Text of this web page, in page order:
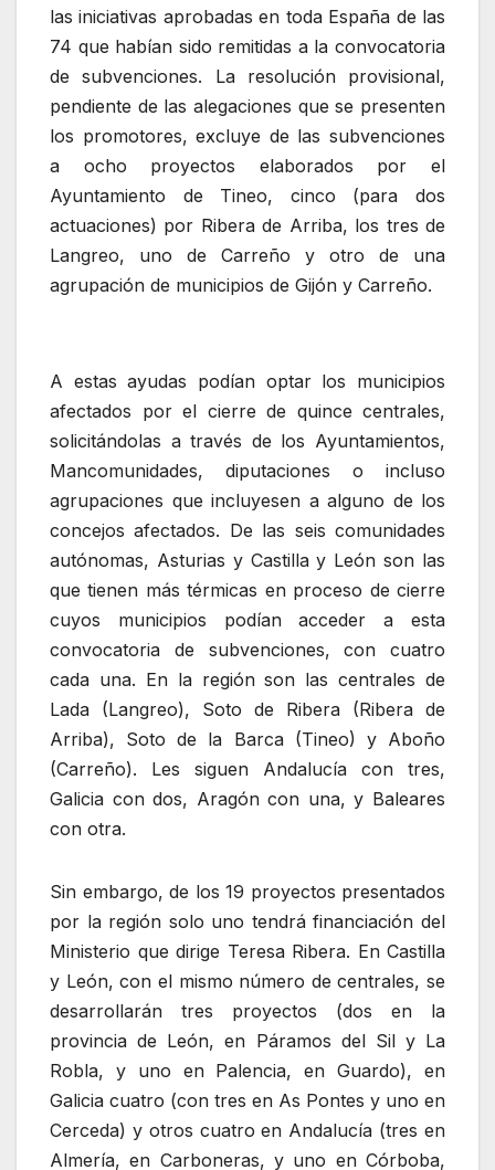
las iniciativas aprobadas en toda España de las
74 que habían sido remitidas a la convocatoria
de subvenciones. La resolución provisional,
pendiente de las alegaciones que se presenten
los promotores, excluye de las subvenciones
a ocho proyectos elaborados por el
Ayuntamiento de Tineo, cinco (para dos
actuaciones) por Ribera de Arriba, los tres de
Langreo, uno de Carreño y otro de una
agrupación de municipios de Gijón y Carreño.
A estas ayudas podían optar los municipios
afectados por el cierre de quince centrales,
solicitándolas a través de los Ayuntamientos,
Mancomunidades, diputaciones o incluso
agrupaciones que incluyesen a alguno de los
concejos afectados. De las seis comunidades
autónomas, Asturias y Castilla y León son las
que tienen más térmicas en proceso de cierre
cuyos municipios podían acceder a esta
convocatoria de subvenciones, con cuatro
cada una. En la región son las centrales de
Lada (Langreo), Soto de Ribera (Ribera de
Arriba), Soto de la Barca (Tineo) y Aboño
(Carreño). Les siguen Andalucía con tres,
Galicia con dos, Aragón con una, y Baleares
con otra.
Sin embargo, de los 19 proyectos presentados
por la región solo uno tendrá financiación del
Ministerio que dirige Teresa Ribera. En Castilla
y León, con el mismo número de centrales, se
desarrollarán tres proyectos (dos en la
provincia de León, en Páramos del Sil y La
Robla, y uno en Palencia, en Guardo), en
Galicia cuatro (con tres en As Pontes y uno en
Cerceda) y otros cuatro en Andalucía (tres en
Almería, en Carboneras, y uno en Córboba,